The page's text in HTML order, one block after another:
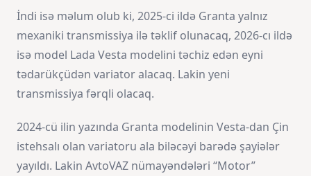
İndi isə məlum olub ki, 2025-ci ildə Granta yalnız
mexaniki transmissiya ilə təklif olunacaq, 2026-cı ildə
isə model Lada Vesta modelini təchiz edən eyni
tədarükçüdən variator alacaq. Lakin yeni
transmissiya fərqli olacaq.
2024-cü ilin yazında Granta modelinin Vesta-dan Çin
istehsalı olan variatoru ala biləcəyi barədə şayiələr
yayıldı. Lakin AvtoVAZ nümayəndələri “Motor”